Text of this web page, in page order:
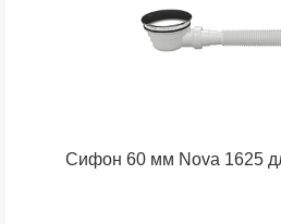
Сифон 60 мм Nova 1625